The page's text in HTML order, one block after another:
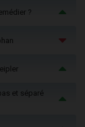
?
et séparé